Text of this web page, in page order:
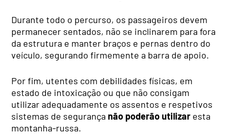
Durante todo o percurso, os passageiros devem
permanecer sentados, não se inclinarem para fora
da estrutura e manter braços e pernas dentro do
veículo, segurando firmemente a barra de apoio.
Por fim, utentes com debilidades físicas, em
estado de intoxicação ou que não consigam
utilizar adequadamente os assentos e respetivos
sistemas de segurança não poderão utilizar esta
montanha-russa.